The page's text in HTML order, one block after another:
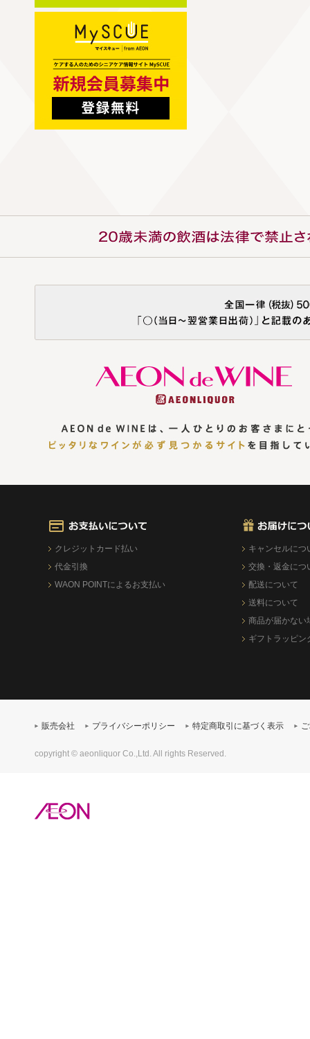
クレジットカード払い
代金引換
WAON POINTによるお支払い
キャンセルにつ
交換・返金につ
配送について
送料について
商品が届かない
ギフトラッピン
販売会社 プライバシーポリシー 特定商取引に基づく表示
copyright © aeonliquor Co.,Ltd. All rights Reserved.